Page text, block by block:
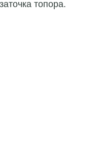
топора.